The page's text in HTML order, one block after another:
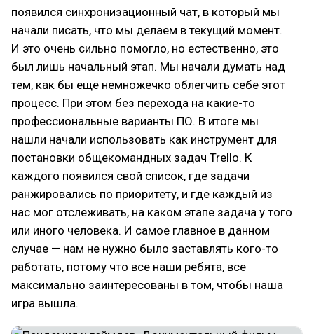
появился синхронизационный чат, в который мы
начали писать, что мы делаем в текущий момент.
И это очень сильно помогло, но естественно, это
был лишь начальный этап. Мы начали думать над
тем, как бы ещё немножечко облегчить себе этот
процесс. При этом без перехода на какие-то
профессиональные варианты ПО. В итоге мы
нашли начали использовать как инструмент для
постановки общекомандных задач Trello. К
каждого появился свой список, где задачи
ранжировались по приоритету, и где каждый из
нас мог отслеживать, на каком этапе задача у того
или иного человека. И самое главное в данном
случае — нам не нужно было заставлять кого-то
работать, потому что все наши ребята, все
максимально заинтересованы в том, чтобы наша
игра вышла.